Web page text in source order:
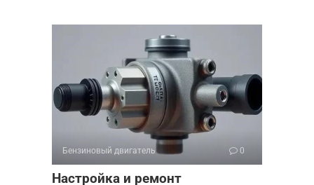
Бензиновый двигатель 0
Настройка и ремонт